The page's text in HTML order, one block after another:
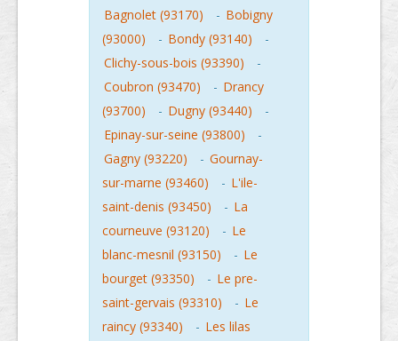
Bagnolet (93170)
- Bobigny
(93000)
- Bondy (93140)
-
Clichy-sous-bois (93390)
-
Coubron (93470)
- Drancy
(93700)
- Dugny (93440)
-
Epinay-sur-seine (93800)
-
Gagny (93220)
- Gournay-
sur-marne (93460)
- L'ile-
saint-denis (93450)
- La
courneuve (93120)
- Le
blanc-mesnil (93150)
- Le
bourget (93350)
- Le pre-
saint-gervais (93310)
- Le
raincy (93340)
- Les lilas